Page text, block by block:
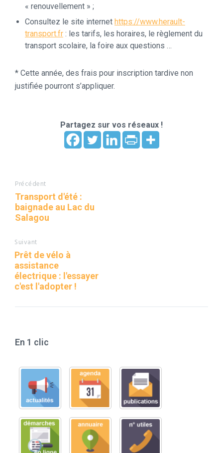
« renouvellement » ;
Consultez le site internet https://www.herault-
transport.fr : les tarifs, les horaires, le règlement du
transport scolaire, la foire aux questions …
* Cette année, des frais pour inscription tardive non
justifiée pourront s’appliquer.
Partagez sur vos réseaux !
Précédent
Transport d'été :
baignade au Lac du
Salagou
Suivant
Prêt de vélo à
assistance
électrique : l'essayer
c'est l'adopter !
En 1 clic